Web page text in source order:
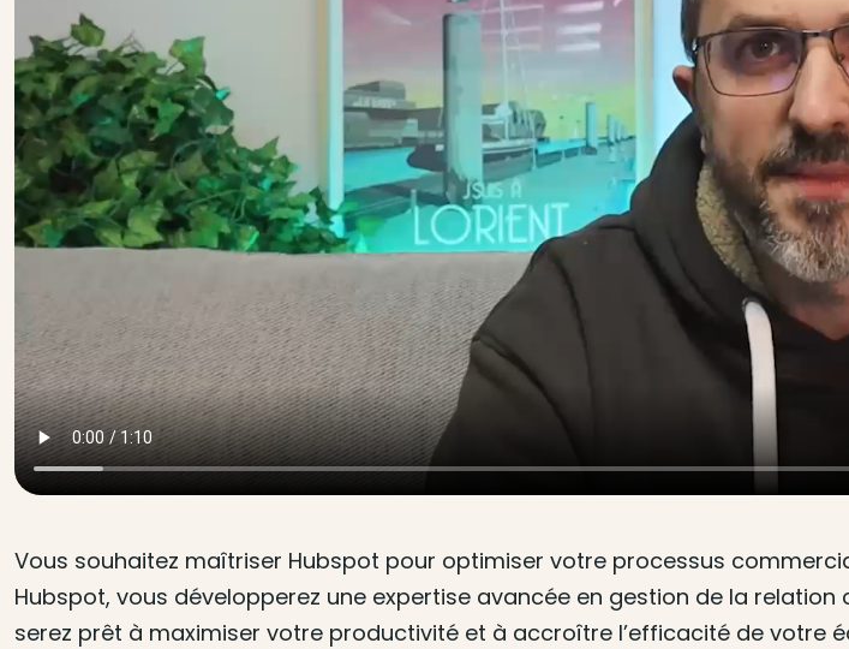
Vous souhaitez maîtriser Hubspot pour optimiser votre processus
Hubspot, vous développerez une expertise avancée en gestion de la
serez prêt à maximiser votre productivité et à accroître l’efficacité de votre